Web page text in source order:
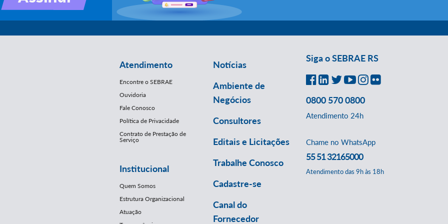
Atendimento
Encontre o SEBRAE
Ouvidoria
Fale Conosco
Política de Privacidade
Contrato de Prestação de
Serviço
Institucional
Quem Somos
Estrutura Organizacional
Atuação
Notícias
Ambiente de
Negócios
Consultores
Editais e Licitações
Trabalhe Conosco
Cadastre-se
Canal do
Fornecedor
Siga o SEBRAE RS
0800 570 0800
Atendimento 24h
Chame no WhatsApp
55 51 32165000
Atendimento das 9h às 18h